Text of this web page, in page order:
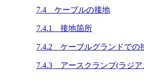
7.4 ケーブルの接地
7.4.1 接地箇所
7.4.2 ケーブルグランドでの
7.4.3 アースクランプ(ラジ